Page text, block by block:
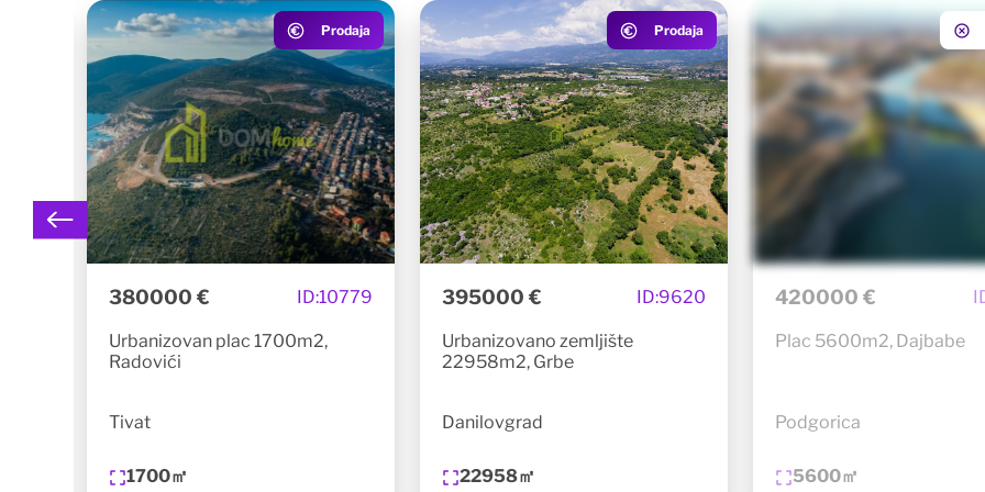
Prodaja
380000 € ID:10779
Urbanizovan plac 1700m2,
Radovići
Tivat
1700㎡
Prodaja
395000 € ID:9620
Urbanizovano zemljište
22958m2, Grbe
Danilovgrad
22958㎡
420000 €
Plac 5600m2, Dajbabe
Podgorica
5600㎡